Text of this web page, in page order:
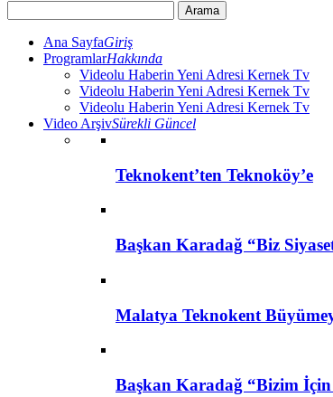
Ana SayfaGiriş
ProgramlarHakkında
Videolu Haberin Yeni Adresi Kernek Tv
Videolu Haberin Yeni Adresi Kernek Tv
Videolu Haberin Yeni Adresi Kernek Tv
Video ArşivSürekli Güncel
Teknokent’ten Teknoköy’e
Başkan Karadağ “Biz
Malatya Teknokent
Başkan Karadağ “Bizim